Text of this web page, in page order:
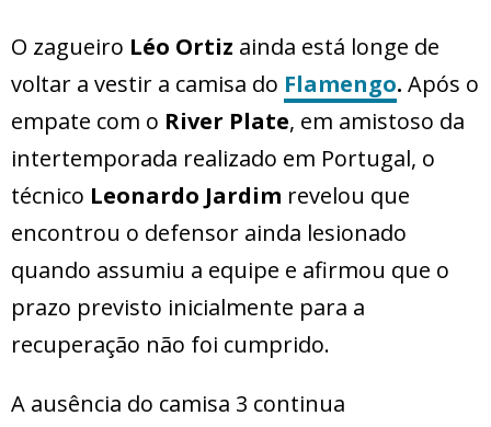
O zagueiro Léo Ortiz ainda está longe de
voltar a vestir a camisa do Flamengo. Após o
empate com o River Plate, em amistoso da
intertemporada realizado em Portugal, o
técnico Leonardo Jardim revelou que
encontrou o defensor ainda lesionado
quando assumiu a equipe e afirmou que o
prazo previsto inicialmente para a
recuperação não foi cumprido.
A ausência do camisa 3 continua